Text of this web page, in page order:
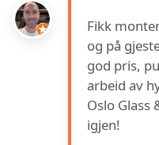
Fikk
og på
god pris,
arbeid av
Oslo Glass
igjen!